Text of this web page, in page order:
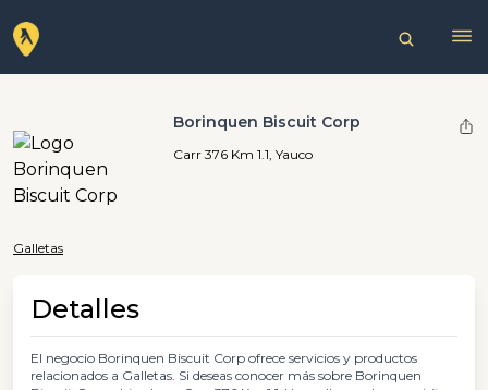
Borinquen Biscuit Corp
Carr 376 Km 1.1, Yauco
Galletas
Detalles
El negocio Borinquen Biscuit Corp ofrece servicios y productos
relacionados a Galletas. Si deseas conocer más sobre Borinquen